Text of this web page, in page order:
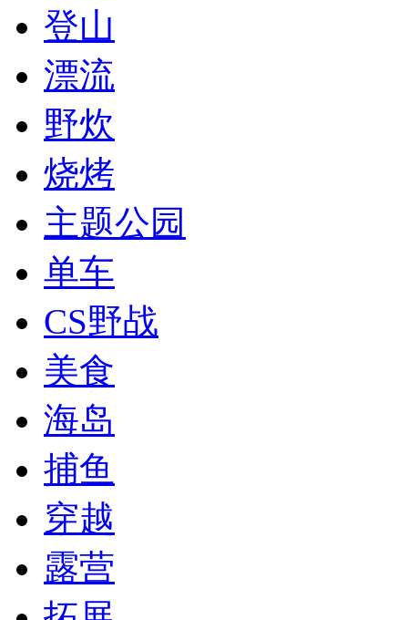
登山
漂流
野炊
烧烤
主题公园
单车
CS野战
美食
海岛
捕鱼
穿越
露营